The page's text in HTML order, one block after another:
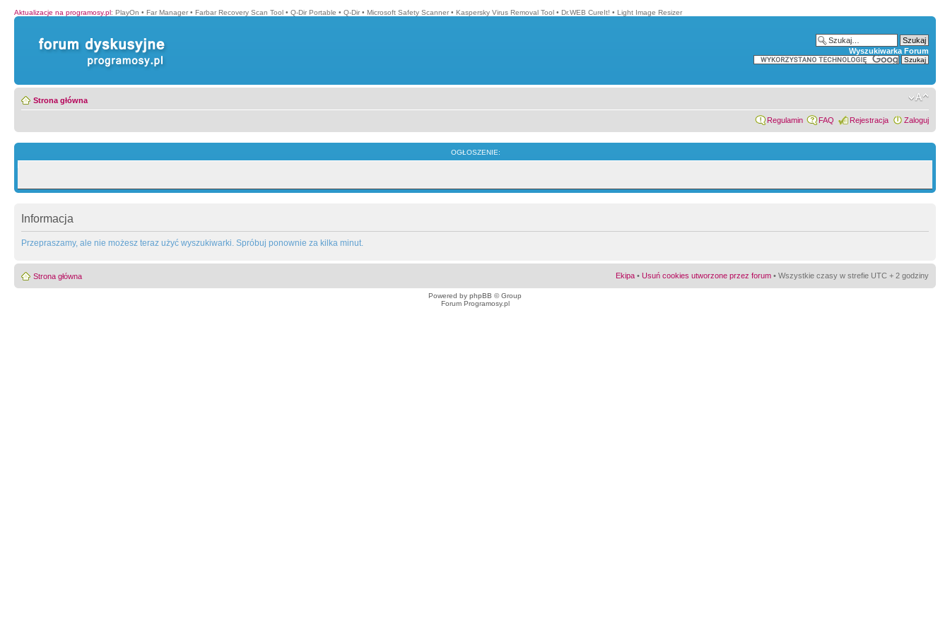
Aktualizacje na programosy.pl: PlayOn • Far Manager • Farbar Recovery Scan Tool • Q-Dir Portable • Q-Dir • Microsoft Safety Scanner • Kaspersky Virus Removal Tool • Dr.WEB CureIt! • Light Image Resizer
Wyszukiwarka Forum
Strona główna
Regulamin FAQ Rejestracja Zaloguj
OGŁOSZENIE:
Informacja
Przepraszamy, ale nie możesz teraz użyć wyszukiwarki. Spróbuj ponownie za kilka minut.
Strona główna Ekipa • Usuń cookies utworzone przez forum • Wszystkie czasy w strefie UTC + 2 godziny
Powered by phpBB © Group
Forum Programosy.pl